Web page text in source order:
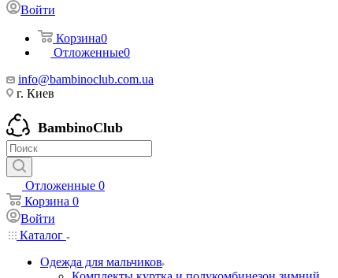
Войти
Корзина0
Отложенные0
info@bambinoclub.com.ua
г. Киев
BambinoClub
Отложенные 0
Корзина 0
Войти
Каталог
Одежда для мальчиков